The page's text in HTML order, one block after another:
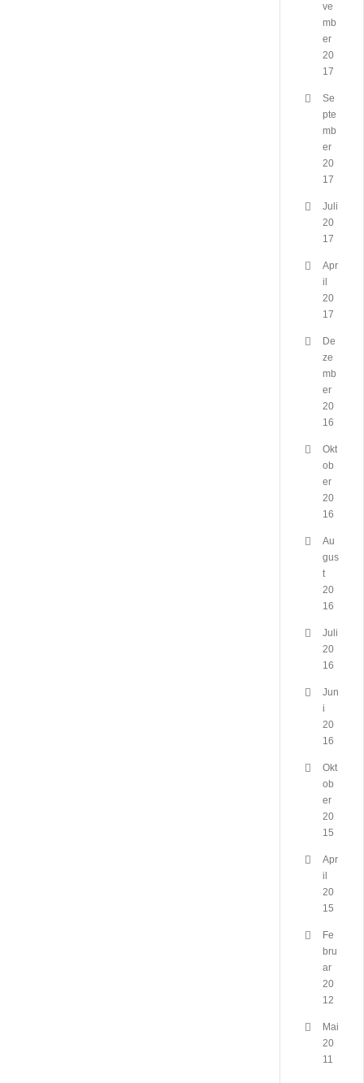
ve
mb
er
20
17
Se
pte
mb
er
20
17
Juli
20
17
Apr
il
20
17
De
ze
mb
er
20
16
Okt
ob
er
20
16
Au
gus
t
20
16
Juli
20
16
Jun
i
20
16
Okt
ob
er
20
15
Apr
il
20
15
Fe
bru
ar
20
12
Mai
20
11